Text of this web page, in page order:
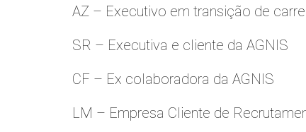
AZ – Executivo em transição de
SR – Executiva e cliente da AGNIS
CF – Ex colaboradora da AGNIS
LM – Empresa Cliente de